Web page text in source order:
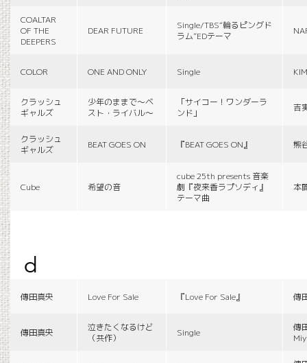
COALTAR
OF THE
DEEPERS
DEAR FUTURE
Single/TBS“輪るピングド
ラム”EDテーマ
COLOR ONE AND ONLY Single
クラッシュ
ギャルズ
少年のままで〜ベ
スト・ライバル〜
「サイコー！ワンダーラ
ンド」
吉
クラッシュ
ギャルズ
BEAT GOES ON 『BEAT GOES ON』 熊
Cube 希望の音
cube 25th presents 音楽
劇『夜来香ラプソディ』
テーマ曲
本
d
傳田真央 Love For Sale 『Love For Sale』 傳
傳田真央
泣きたくなるけど
（共作）
Single
傳